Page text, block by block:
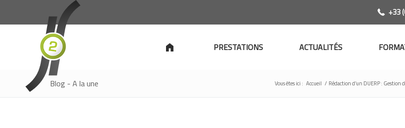
+33
PRESTATIONS ACTUALITÉS
Blog - A la une Vous êtes ici : Accueil / Rédaction d’un DUERP : Gestion